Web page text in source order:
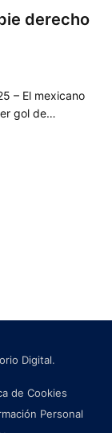
derecho
– El mexicano
gol de…
Digital.
de Cookies
Personal